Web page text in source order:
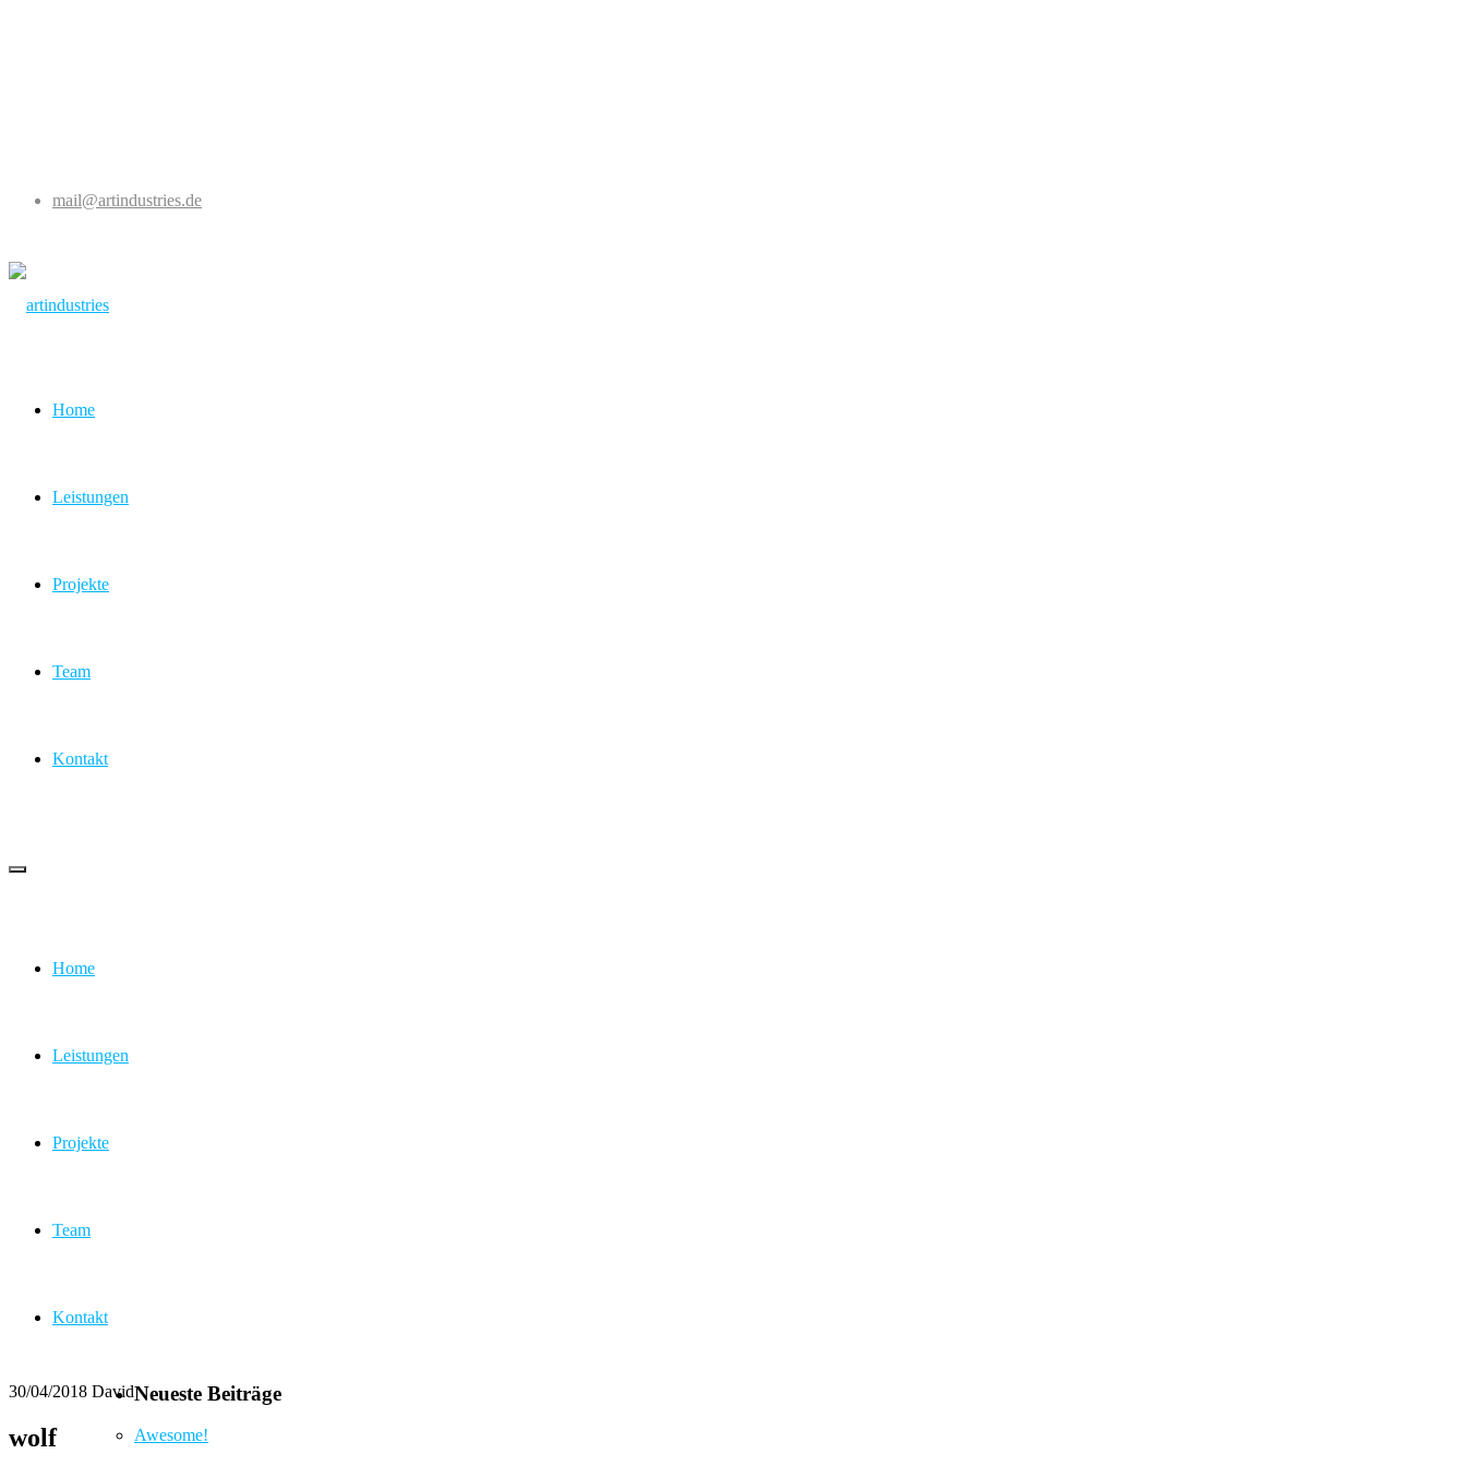
mail@artindustries.de
Home
Leistungen
Projekte
Team
Kontakt
Home
Leistungen
Projekte
Team
Kontakt
30/04/2018 David
wolf
Neueste Beiträge
Awesome!